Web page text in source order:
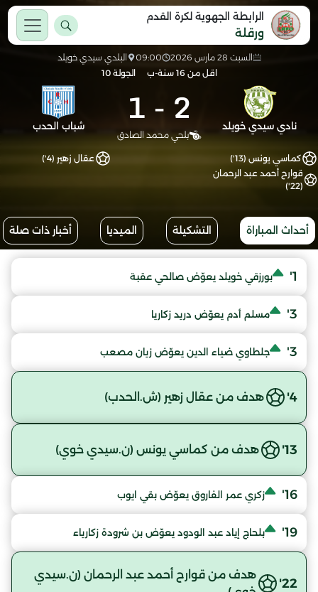
الرابطة الجهوية لكرة القدم
ورقلة
السبت 28 مارس 2026 09:00
البلدي سيدي خويلد
اقل من 16 سنة-ب
الجولة 10
نادي سيدي خويلد 2
-
1
بلحي محمد الصادق
شباب الحدب
كماسي يونس (13')
قوارح أحمد عبد الرحمان
(22')
عقال زهير (4')
أحداث المباراة التشكيلة الميديا أخبار ذات صلة
1' بورزقي خويلد يعوّض صالحي عقبة
3' مسلم أدم يعوّض دريد زكاريا
3' جلطاوي ضياء الدين يعوّض زيان مصعب
4' هدف من عقال زهير (ش.الحدب)
13' هدف من كماسي يونس (ن.سيدي خوي)
16' زكري عمر الفاروق يعوّض بقي ايوب
19' بلحاج إياد عبد الودود يعوّض بن شرودة زكارياء
22'
هدف من قوارح أحمد عبد الرحمان (ن.سيدي